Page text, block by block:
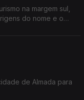
na margem sul,
do nome e o
de Almada para